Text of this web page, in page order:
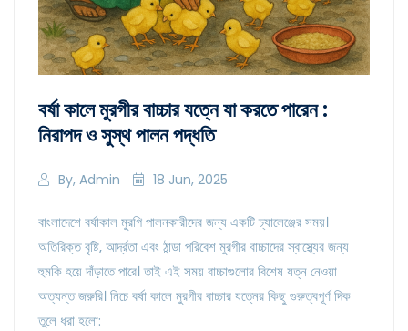
বর্ষা কালে মুরগীর বাচ্চার যত্নে যা করতে পারেন :
নিরাপদ ও সুস্থ পালন পদ্ধতি
By, Admin 18 Jun, 2025
বাংলাদেশে বর্ষাকাল মুরগি পালনকারীদের জন্য একটি চ্যালেঞ্জের সময়।
অতিরিক্ত বৃষ্টি, আর্দ্রতা এবং ঠান্ডা পরিবেশ মুরগীর বাচ্চাদের স্বাস্থ্যের জন্য
হুমকি হয়ে দাঁড়াতে পারে। তাই এই সময় বাচ্চাগুলোর বিশেষ যত্ন নেওয়া
অত্যন্ত জরুরি। নিচে বর্ষা কালে মুরগীর বাচ্চার যত্নের কিছু গুরুত্বপূর্ণ দিক
তুলে ধরা হলো: